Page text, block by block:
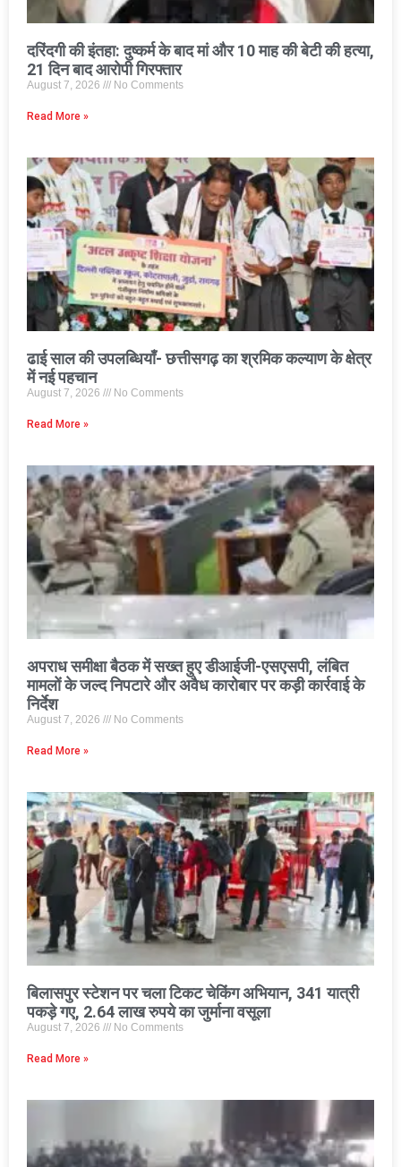
दरिंदगी की इंतहा: दुष्कर्म के बाद मां और 10 माह की बेटी की हत्या,
21 दिन बाद आरोपी गिरफ्तार
August 7, 2026 No Comments
Read More »
ढाई साल की उपलब्धियाँ- छत्तीसगढ़ का श्रमिक कल्याण के क्षेत्र
में नई पहचान
August 7, 2026 No Comments
Read More »
अपराध समीक्षा बैठक में सख्त हुए डीआईजी-एसएसपी, लंबित
मामलों के जल्द निपटारे और अवैध कारोबार पर कड़ी कार्रवाई के
निर्देश
August 7, 2026 No Comments
Read More »
बिलासपुर स्टेशन पर चला टिकट चेकिंग अभियान, 341 यात्री
पकड़े गए, 2.64 लाख रुपये का जुर्माना वसूला
August 7, 2026 No Comments
Read More »